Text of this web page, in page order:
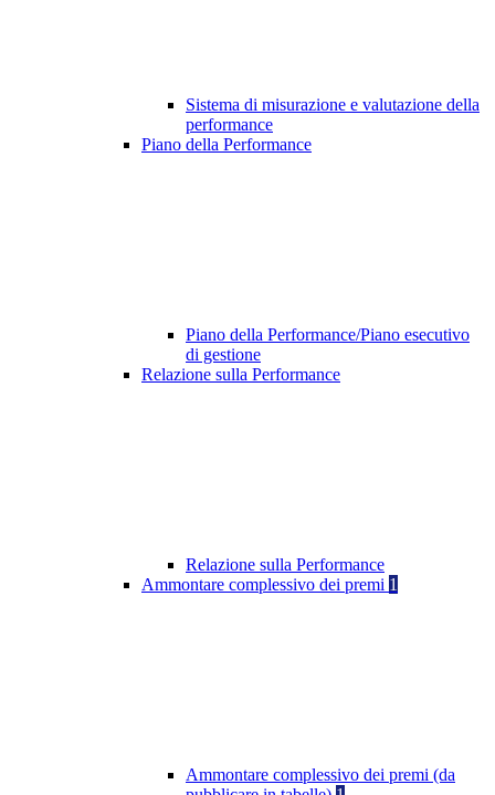
Sistema di misurazione e valutazione della
performance
Piano della Performance
Piano della Performance/Piano esecutivo
di gestione
Relazione sulla Performance
Relazione sulla Performance
Ammontare complessivo dei premi 1
Ammontare complessivo dei premi (da